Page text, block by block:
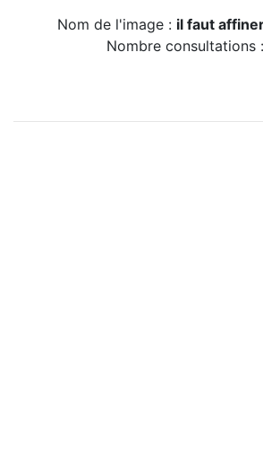
Nom de l'image : il faut
Nombre consultations :